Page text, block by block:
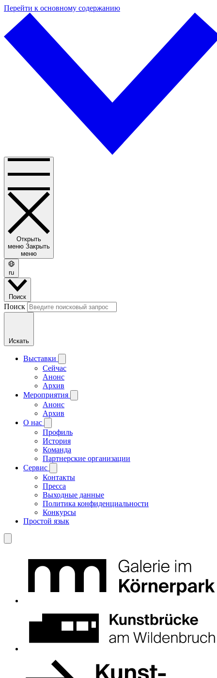
Перейти к основному содержанию
Открыть
меню Закрыть
меню
ru
Поиск
Поиск
Искать
Выставки
Сейчас
Анонс
Архив
Мероприятия
Анонс
Архив
О нас
Профиль
История
Команда
Партнерские организации
Сервис
Контакты
Пресса
Выходные данные
Политика конфиденциальности
Конкурсы
Простой язык